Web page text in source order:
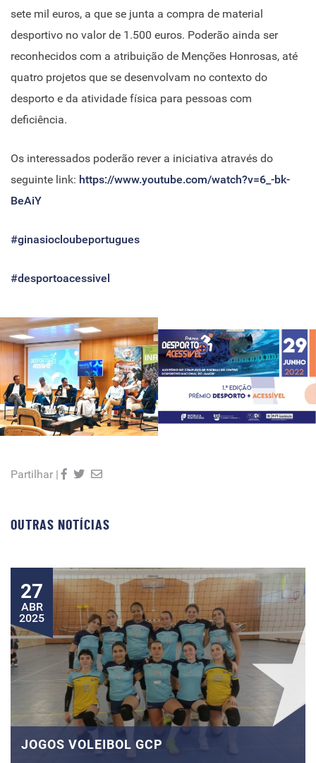
sete mil euros, a que se junta a compra de material
desportivo no valor de 1.500 euros. Poderão ainda ser
reconhecidos com a atribuição de Menções Honrosas, até
quatro projetos que se desenvolvam no contexto do
desporto e da atividade física para pessoas com
deficiência.
Os interessados poderão rever a iniciativa através do
seguinte link: https://www.youtube.com/watch?v=6_-bk-
BeAiY
#ginasiocloubeportugues
#desportoacessivel
Partilhar |
OUTRAS NOTÍCIAS
27
ABR
2025
JOGOS VOLEIBOL GCP